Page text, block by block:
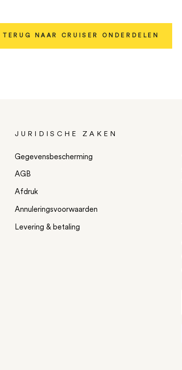
TERUG NAAR CRUISER ONDERDELEN
JURIDISCHE ZAKEN
Gegevensbescherming
AGB
Afdruk
Annuleringsvoorwaarden
Levering & betaling